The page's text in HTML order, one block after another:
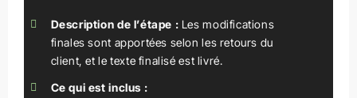
Description de l’étape : Les modifications
finales sont apportées selon les retours du
client, et le texte finalisé est livré.
Ce qui est inclus :